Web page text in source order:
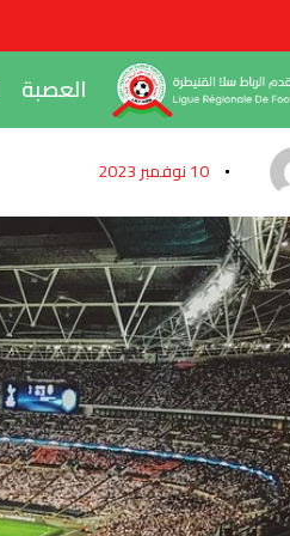
العصبة
10 نوفمبر 2023